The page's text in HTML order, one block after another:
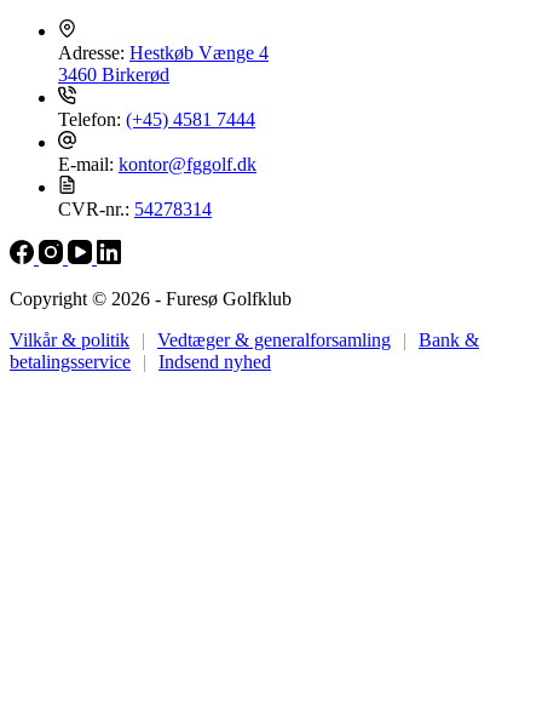
Adresse: Hestkøb Vænge 4
3460 Birkerød
Telefon: (+45) 4581 7444
E-mail: kontor@fggolf.dk
CVR-nr.: 54278314
Copyright © 2026 - Furesø Golfklub
Vilkår & politik
| Vedtæger & generalforsamling |
Bank &
betalingsservice
| Indsend nyhed